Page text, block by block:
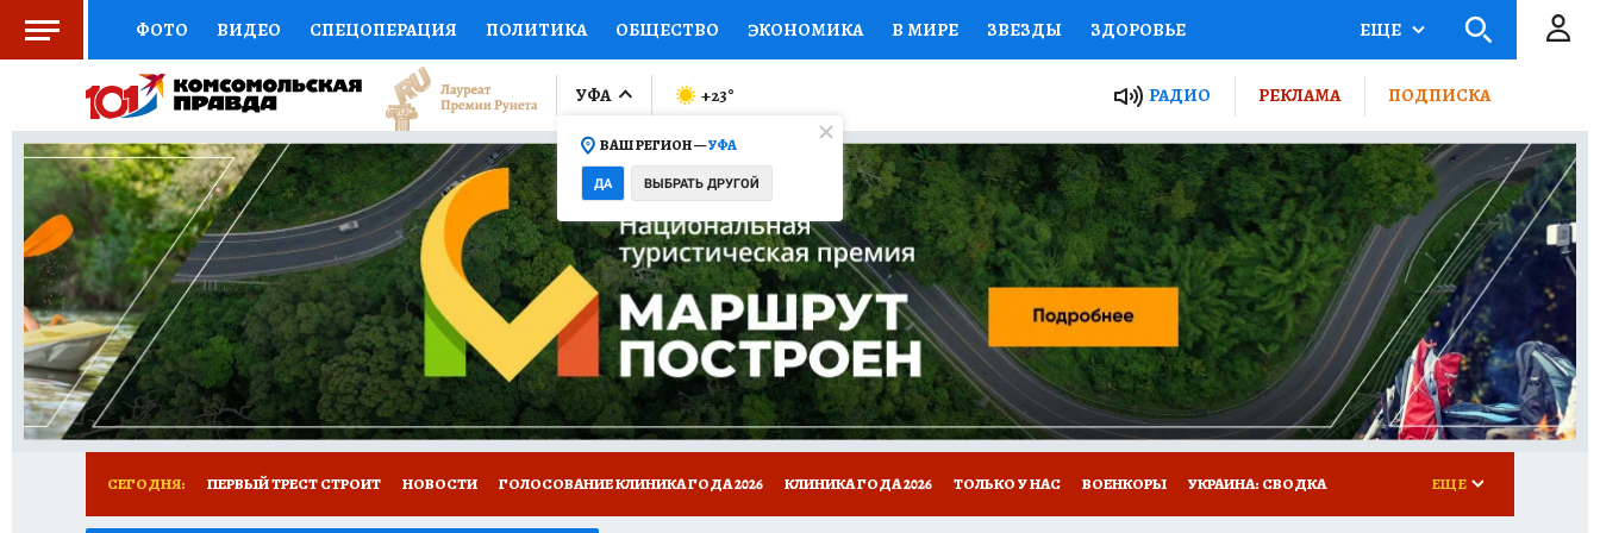
ФОТО ВИДЕО СПЕЦОПЕРАЦИЯ ПОЛИТИКА ОБЩЕСТВО ЭКОНОМИКА В МИРЕ ЗВЕЗДЫ ЗДОРОВЬЕ
СОЦПОДДЕРЖКА НАУКА СПОРТ КОЛУМНИСТЫ ПРОИСШЕСТВИЯ НАЦИОНАЛЬНЫЕ ПРОЕКТЫ РОССИИ
ВЫБОР ЭКСПЕРТОВ ДОКТОР ФИНАНСЫ ОТКРЫВАЕМ МИР СЕМЬЯ ЖЕНСКИЕ СЕКРЕТЫ ПУТЕВОДИТЕЛЬ
КНИЖНАЯ ПОЛКА ПРОГНОЗЫ НА СПОРТ ПРОМОКОДЫ СЕРИАЛЫ СПЕЦПРОЕКТЫ ДЕФИЦИТ ЖЕЛЕЗА ТУРИЗМ
ПРЕСС-ЦЕНТР НЕДВИЖИМОСТЬ ТЕЛЕВИЗОР КОЛЛЕКЦИИ КОНКУРСЫ РАБОТА У НАС ГИД ПОТРЕБИТЕЛЯ ВСЕ О КП
РАДИО КП РЕКЛАМА ТЕСТЫ НОВОЕ НА САЙТЕ
ЕЩЕ
УФА
ВАШ РЕГИОН —УФА
ДА ВЫБРАТЬ ДРУГОЙ
+23° РАДИО РЕКЛАМА ПОДПИСКА
СЕГОДНЯ: ПЕРВЫЙ ТРЕСТ СТРОИТ НОВОСТИ ГОЛОСОВАНИЕ КЛИНИКА ГОДА 2026 КЛИНИКА ГОДА 2026 ТОЛЬКО У НАС ВОЕНКОРЫ УКРАИНА: СВОДКА ЕЩЕ